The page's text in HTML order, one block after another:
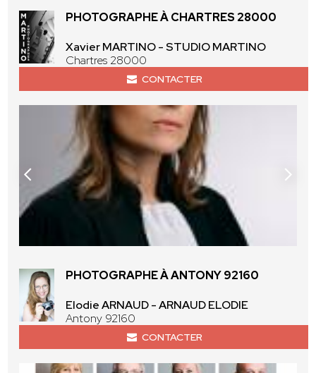
PHOTOGRAPHE À CHARTRES 28000
Xavier MARTINO - STUDIO MARTINO
Chartres 28000
CONTACTER
PHOTOGRAPHE À ANTONY 92160
Elodie ARNAUD - ARNAUD ELODIE
Antony 92160
CONTACTER